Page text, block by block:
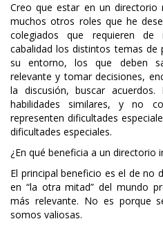
Creo que estar en un
muchos otros roles que he
colegiados que requieren
cabalidad los distintos temas de
su entorno, los que deben
relevante y tomar decisiones,
la discusión, buscar
habilidades similares, y no
representen dificultades
dificultades especiales.
¿En qué beneficia a un directorio
El principal beneficio es el de no
en “la otra mitad” del mundo
más relevante. No es porque
somos valiosas.